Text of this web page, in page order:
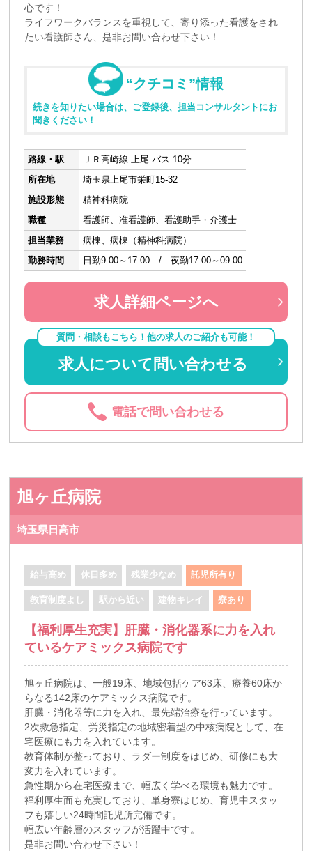
心です！
ライフワークバランスを重視して、寄り添った看護をされ
たい看護師さん、是非お問い合わせ下さい！
“クチコミ”情報
続きを知りたい場合は、ご登録後、担当コンサルタントにお
聞きください！
路線・駅
ＪＲ高崎線 上尾 バス 10分
所在地
埼玉県上尾市栄町15-32
施設形態
精神科病院
職種
看護師、准看護師、看護助手・介護士
担当業務
病棟、病棟（精神科病院）
勤務時間
日勤9:00～17:00 / 夜勤17:00～09:00
求人詳細ページへ
質問・相談もこちら！他の求人のご紹介も可能！
求人について問い合わせる
電話で問い合わせる
旭ヶ丘病院
埼玉県日高市
給与高め 休日多め 残業少なめ 託児所有り
教育制度よし 駅から近い 建物キレイ 寮あり
【福利厚生充実】肝臓・消化器系に力を入れ
ているケアミックス病院です
旭ヶ丘病院は、一般19床、地域包括ケア63床、療養60床か
らなる142床のケアミックス病院です。
肝臓・消化器等に力を入れ、最先端治療を行っています。
2次救急指定、労災指定の地域密着型の中核病院として、在
宅医療にも力を入れています。
教育体制が整っており、ラダー制度をはじめ、研修にも大
変力を入れています。
急性期から在宅医療まで、幅広く学べる環境も魅力です。
福利厚生面も充実しており、単身寮はじめ、育児中スタッ
フも嬉しい24時間託児所完備です。
幅広い年齢層のスタッフが活躍中です。
是非お問い合わせ下さい！